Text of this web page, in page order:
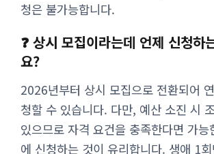
청은 불가능합니다.
❓ 상시 모집이라는데 언제 신청하
요?
2026년부터 상시 모집으로 전환되어
청할 수 있습니다. 다만, 예산 소진 시
있으므로 자격 요건을 충족한다면 가능
에 신청하는 것이 유리합니다. 생애 1